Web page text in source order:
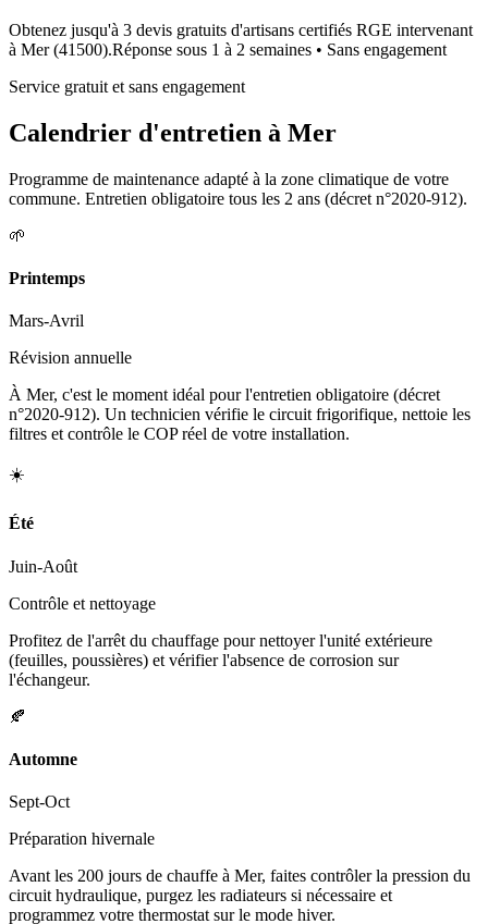
Obtenez jusqu'à 3 devis gratuits d'artisans certifiés RGE intervenant
à Mer(41500).Réponse sous 1 à 2 semaines • Sans engagement
Service gratuit et sans engagement
Calendrier d'entretien à Mer
Programme de maintenance adapté à la zone climatique de votre
commune. Entretien obligatoire tous les 2 ans (décret n°2020-912).
🌱
Printemps
Mars-Avril
Révision annuelle
À Mer, c'est le moment idéal pour l'entretien obligatoire (décret
n°2020-912). Un technicien vérifie le circuit frigorifique, nettoie les
filtres et contrôle le COP réel de votre installation.
☀️
Été
Juin-Août
Contrôle et nettoyage
Profitez de l'arrêt du chauffage pour nettoyer l'unité extérieure
(feuilles, poussières) et vérifier l'absence de corrosion sur
l'échangeur.
🍂
Automne
Sept-Oct
Préparation hivernale
Avant les 200 jours de chauffe à Mer, faites contrôler la pression du
circuit hydraulique, purgez les radiateurs si nécessaire et
programmez votre thermostat sur le mode hiver.